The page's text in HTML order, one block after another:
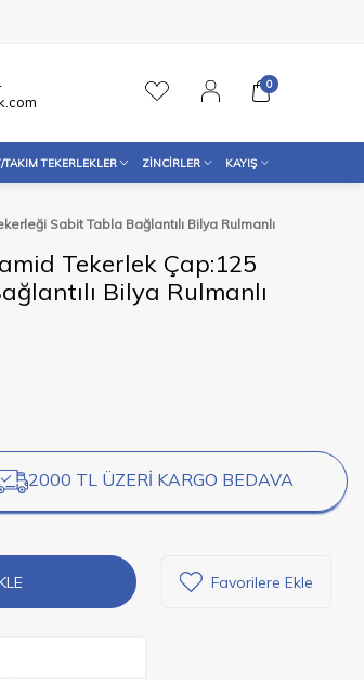
0
TAKIM TEKERLEKLER ZINCIRLER KAYIŞ
Sabit Tabla Bağlantılı Bilya Rulmanlı
Tekerlek Çap:125
Bilya Rulmanlı
2000 TL ÜZERİ KARGO BEDAVA
Favorilere Ekle